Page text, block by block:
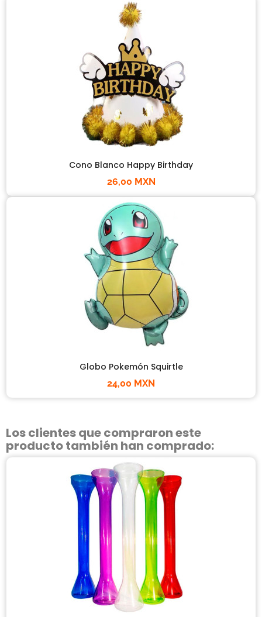
Cono Blanco Happy Birthday
26,00 MXN
Globo Pokemón Squirtle
24,00 MXN
Los clientes que compraron este
producto también han comprado: